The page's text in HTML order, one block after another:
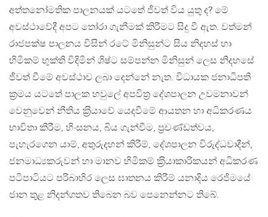
අත්තනෝමතික පාලනයක් යටතේ ජීවත් විය යුතු ද? මේ
අවස්ථාවේදී අපට තෝරා ගැනීමක් කිරීමට සිදු වී ඇත. වත්මන්
රාජපක්ෂ පාලනය විසින් රටේ මිනිසුන්ට සිය නිදහස් හා
හිමිකම් භුක්ති විදිමින් ශිෂ්ට සම්පන්න මිනිසුන් ලෙස නිදහසේ
ජීවත් වීමේ අවස්ථාව ලබා දෙන්නේ නැත. විධායක ජනාධිපති
ක‍්‍රමය යටතේ පාලක හවුලේ අපවිත‍්‍ර දේශපාලන උවමනාවන්
වෙනුවෙන් නීතිය ක‍්‍රියාවේ යෙදවීමේ ආයතන හා අධිකරණය
භාවිතා කිරීම, හිංසනය, බිය ගැන්වීම, ප‍්‍රචණ්ඩත්වය,
පැහැරගෙන යාම්, අතුරුදහන් කිරීම්, දේශපාලන විරුද්ධවාදීන්,
ජනමාධ්‍යකරුවන් හා මානව හිමිකම් ක‍්‍රියාකාරිකයන් අධිකරණ
පටිපාටියට පරිබාහිර ලෙස ඝාතනය කිරීම් යනාදිය රෙජිමයේ
ජාන තුළ නිදන්ගතව තිබෙන බව පෙනෙන්නට තිබේ.